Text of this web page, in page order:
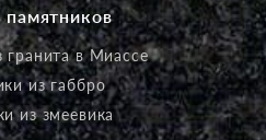
памятников
гранита в Миассе
из габбро
из змеевика